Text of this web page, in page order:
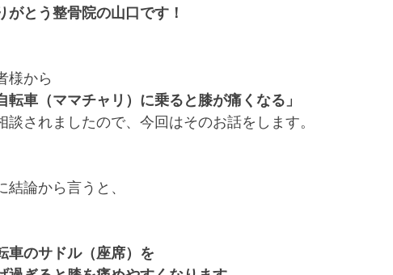
がとう整骨院の山口です！
様から
転車（ママチャリ）に乗ると膝が痛くなる」
談されましたので、今回はそのお話をします。
結論から言うと、
車のサドル（座席）を